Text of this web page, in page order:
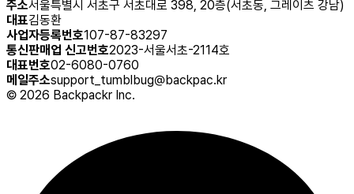
주소서울특별시 서초구 서초대로 398, 20층(서초동, 그레이츠 강남)
대표김동환
사업자등록번호107-87-83297
통신판매업 신고번호2023-서울서초-2114호
대표번호02-6080-0760
메일주소support_tumblbug@backpac.kr
© 2026 Backpackr Inc.